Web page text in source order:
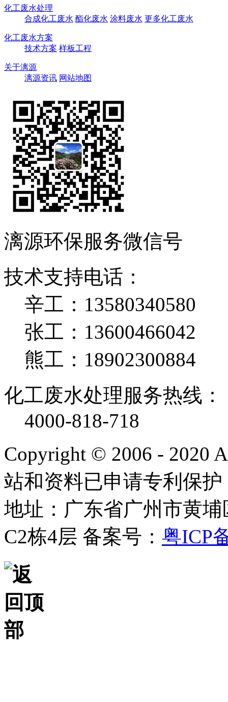
化工废水处理
合成化工废水 酯化废水 涂料废水 更多化工废水
化工废水方案
技术方案 样板工程
关于漓源
漓源资讯 网站地图
漓源环保服务微信号
技术支持电话：
辛工：13580340580
张工：13600466042
熊工：18902300884
化工废水处理服务热线：
4000-818-718
Copyright © 2006 - 2020
站和资料已申请专利保
地址：广东省广州市黄
C2栋4层 备案号： 粤ICP